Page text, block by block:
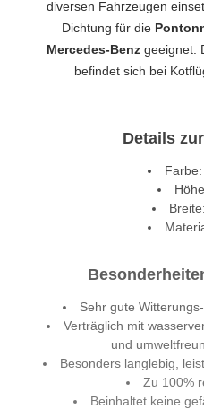
diversen Fahrzeugen
Dichtung für die
Mercedes-Benzgeeignet.
befindet sich bei
Details
Sehr gute
Verträglich mit
und
Besonders langlebig,
Zu 100%
Beinhaltet keine